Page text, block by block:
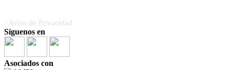
· Aviso de Privacidad
Síguenos en
Asociados con